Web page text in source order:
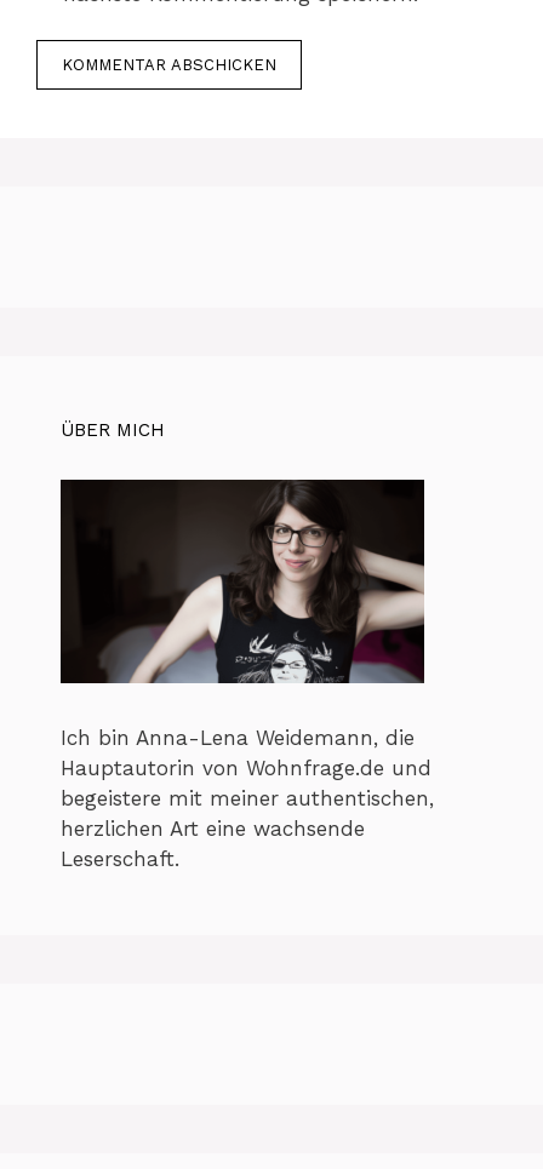
ÜBER MICH
Ich bin Anna-Lena Weidemann, die
Hauptautorin von Wohnfrage.de und
begeistere mit meiner authentischen,
herzlichen Art eine wachsende
Leserschaft.